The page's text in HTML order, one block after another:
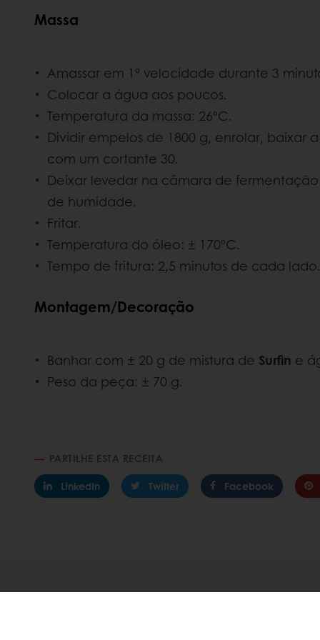
Massa
Amassar em 1ª velocidade durante 3
Colocar a água aos poucos.
Temperatura da massa: 26ºC.
Dividir empelos de 1800 g, enrolar,
com um cortante 30.
Deixar levedar na câmara de fermentação
de humidade.
Fritar.
Temperatura do óleo: ± 170ºC.
Tempo de fritura: 2,5 minutos de cada lado.
Montagem/Decoração
Banhar com ± 20 g de mistura de Surfin e
Peso da peça: ± 70 g.
PARTILHE ESTA RECEITA
LinkedIn
Twitter Facebook